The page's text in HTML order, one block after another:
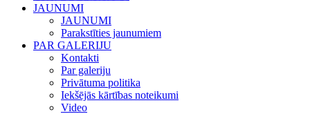
JAUNUMI
JAUNUMI
Parakstīties jaunumiem
PAR GALERIJU
Kontakti
Par galeriju
Privātuma politika
Iekšējās kārtības noteikumi
Video